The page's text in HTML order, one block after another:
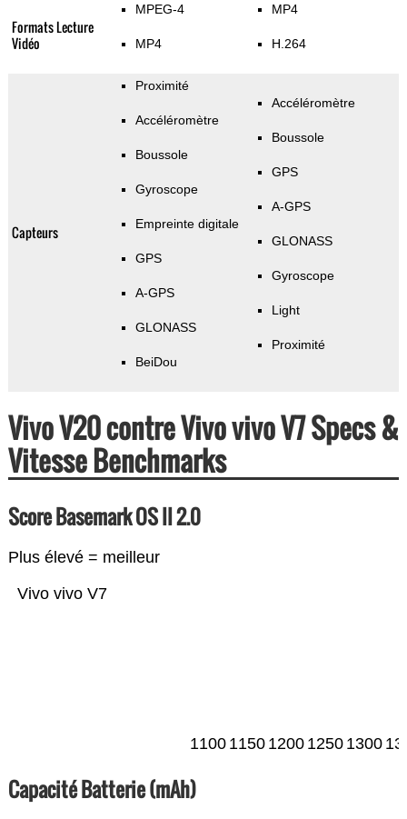
Formats Lecture
Vidéo
MPEG-4
MP4
MP4
H.264
Capteurs
Proximité
Accéléromètre
Boussole
Gyroscope
Empreinte digitale
GPS
A-GPS
GLONASS
BeiDou
Accéléromètre
Boussole
GPS
A-GPS
GLONASS
Gyroscope
Light
Proximité
Vivo V20 contre Vivo vivo V7 Specs &
Vitesse Benchmarks
Score Basemark OS II 2.0
Plus élevé = meilleur
Vivo vivo V7
1100 1150 1200 1250 1300
Capacité Batterie (mAh)